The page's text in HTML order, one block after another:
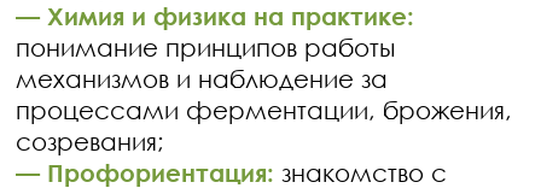
— Химия и физика на практике:
понимание принципов работы
механизмов и наблюдение за
процессами ферментации, брожения,
созревания;
— Профориентация: знакомство с